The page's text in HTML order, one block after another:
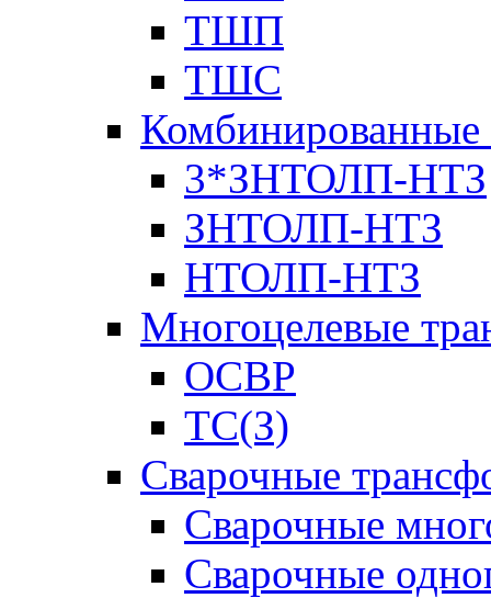
ТШП
ТШС
Комбинированные
3*ЗНТОЛП-НТЗ
ЗНТОЛП-НТЗ
НТОЛП-НТЗ
Многоцелевые
ОСВР
ТС(З)
Сварочные
Сварочные
Сварочные